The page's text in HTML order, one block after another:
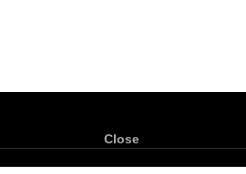
Close